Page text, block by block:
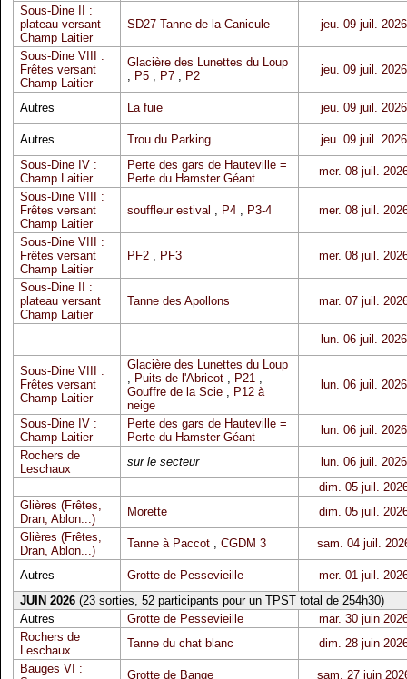
Sous-Dine II :
plateau versant
Champ Laitier
SD27 Tanne de la Canicule jeu. 09 juil. 2026
Sous-Dine VIII :
Frêtes versant
Champ Laitier
Glacière des Lunettes du Loup
, P5, P7, P2 jeu. 09 juil. 2026
Autres La fuie jeu. 09 juil. 2026
Autres Trou du Parking
jeu. 09 juil. 2026
Sous-Dine IV :
Champ Laitier
Perte des gars de Hauteville =
Perte du Hamster Géant
mer. 08 juil.
Sous-Dine VIII :
Frêtes versant
Champ Laitier
souffleur estival , P4, P3-4 mer. 08 juil.
Sous-Dine VIII :
Frêtes versant
Champ Laitier
PF2, PF3 mer. 08 juil.
Sous-Dine II :
plateau versant
Champ Laitier
Tanne des Apollons mar. 07 juil.
lun. 06 juil. 2026
Sous-Dine VIII :
Frêtes versant
Champ Laitier
Glacière des Lunettes du Loup
, Puits de l'Abricot, P21,
Gouffre de la Scie, P12 à
neige
lun. 06 juil. 2026
Sous-Dine IV :
Champ Laitier
Perte des gars de Hauteville =
Perte du Hamster Géant
lun. 06 juil. 2026
Rochers de
Leschaux
sur le secteur
lun. 06 juil. 2026
dim. 05 juil.
Glières (Frêtes,
Dran, Ablon...)
Morette
dim. 05 juil.
Glières (Frêtes,
Dran, Ablon...)
Tanne à Paccot, CGDM 3 sam. 04 juil.
Autres Grotte de Pessevieille
mer. 01 juil.
JUIN 2026(23 sorties, 52 participants pour un TPST total de 254h30)
Autres
Grotte de Pessevieille
mar. 30 juin
Rochers de
Leschaux
Tanne du chat blanc
dim. 28 juin
Bauges VI :
Grotte de Bange sam. 27 juin